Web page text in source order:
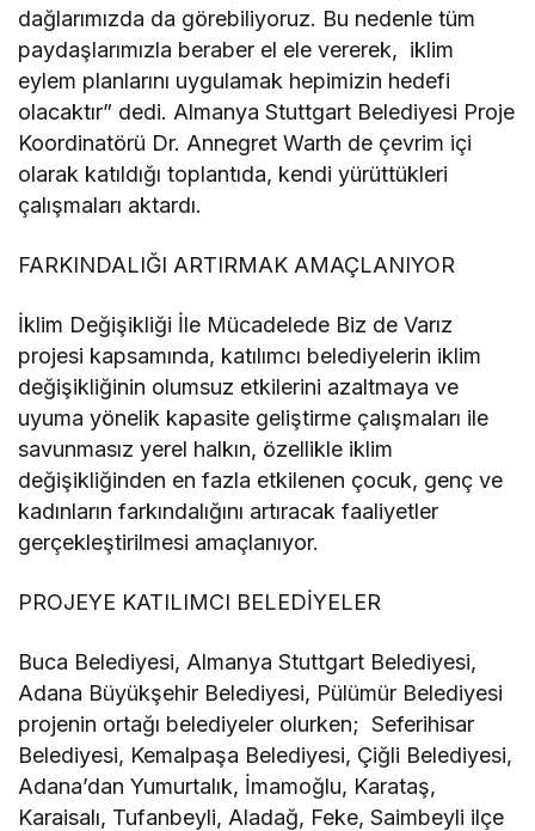
dağlarımızda da görebiliyoruz. Bu nedenle tüm
paydaşlarımızla beraber el ele vererek, iklim
eylem planlarını uygulamak hepimizin hedefi
olacaktır” dedi. Almanya Stuttgart Belediyesi Proje
Koordinatörü Dr. Annegret Warth de çevrim içi
olarak katıldığı toplantıda, kendi yürüttükleri
çalışmaları aktardı.
FARKINDALIĞI ARTIRMAK AMAÇLANIYOR
İklim Değişikliği İle Mücadelede Biz de Varız
projesi kapsamında, katılımcı belediyelerin iklim
değişikliğinin olumsuz etkilerini azaltmaya ve
uyuma yönelik kapasite geliştirme çalışmaları ile
savunmasız yerel halkın, özellikle iklim
değişikliğinden en fazla etkilenen çocuk, genç ve
kadınların farkındalığını artıracak faaliyetler
gerçekleştirilmesi amaçlanıyor.
PROJEYE KATILIMCI BELEDİYELER
Buca Belediyesi, Almanya Stuttgart Belediyesi,
Adana Büyükşehir Belediyesi, Pülümür Belediyesi
projenin ortağı belediyeler olurken; Seferihisar
Belediyesi, Kemalpaşa Belediyesi, Çiğli Belediyesi,
Adana’dan Yumurtalık, İmamoğlu, Karataş,
Karaisalı, Tufanbeyli, Aladağ, Feke, Saimbeyli ilçe